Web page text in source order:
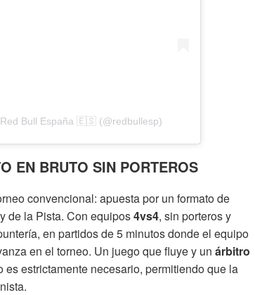
Bull España 🇪🇸 (@redbullesp)
EN BRUTO SIN PORTEROS
convencional: apuesta por un formato de
de la Pista. Con equipos4vs4, sin porteros y
en partidos de 5 minutos donde el equipo
en el torneo. Un juego que fluye y un árbitro
es estrictamente necesario, permitiendo que la